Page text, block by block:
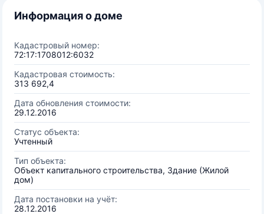
Информация о доме
Кадастровый номер:
72:17:1708012:6032
Кадастровая стоимость:
313 692,4
Дата обновления стоимости:
29.12.2016
Статус объекта:
Учтенный
Тип объекта:
Объект капитального строительства, Здание (Жилой
дом)
Дата постановки на учёт:
28.12.2016